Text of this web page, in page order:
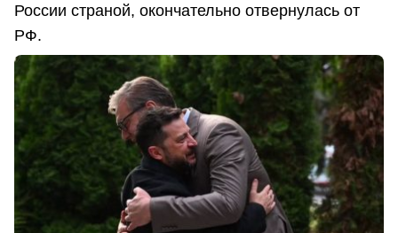
России страной, окончательно отвернулась от
РФ.